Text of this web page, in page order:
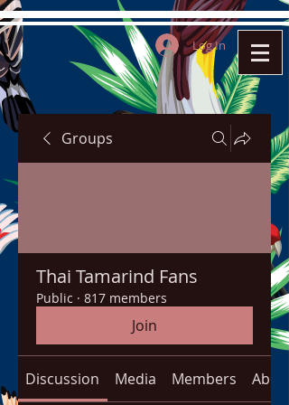
Log In
Groups
Thai Tamarind Fans
Public · 817 members
Join
Discussion Media Members About